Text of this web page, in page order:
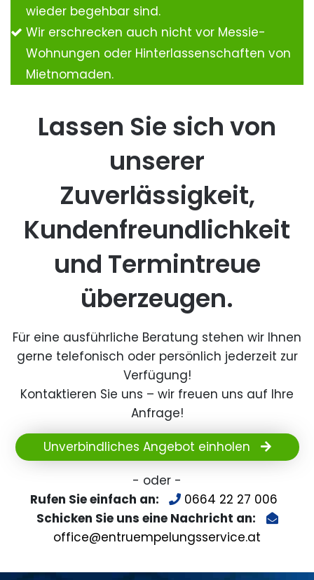
wieder begehbar sind.
Wir erschrecken auch nicht vor Messie-
Wohnungen oder Hinterlassenschaften von
Mietnomaden.
Lassen Sie sich von
unserer
Zuverlässigkeit,
Kundenfreundlichkeit
und Termintreue
überzeugen.
Für eine ausführliche Beratung stehen wir Ihnen
gerne telefonisch oder persönlich jederzeit zur
Verfügung!
Kontaktieren Sie uns – wir freuen uns auf Ihre
Anfrage!
Unverbindliches Angebot einholen
- oder -
Rufen Sie einfach an:
0664 22 27 006
Schicken Sie uns eine Nachricht an:
office@entruempelungsservice.at